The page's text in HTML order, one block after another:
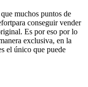
muchos puntos de
conseguir vender
Es por eso por lo
exclusiva, en la
el único que puede